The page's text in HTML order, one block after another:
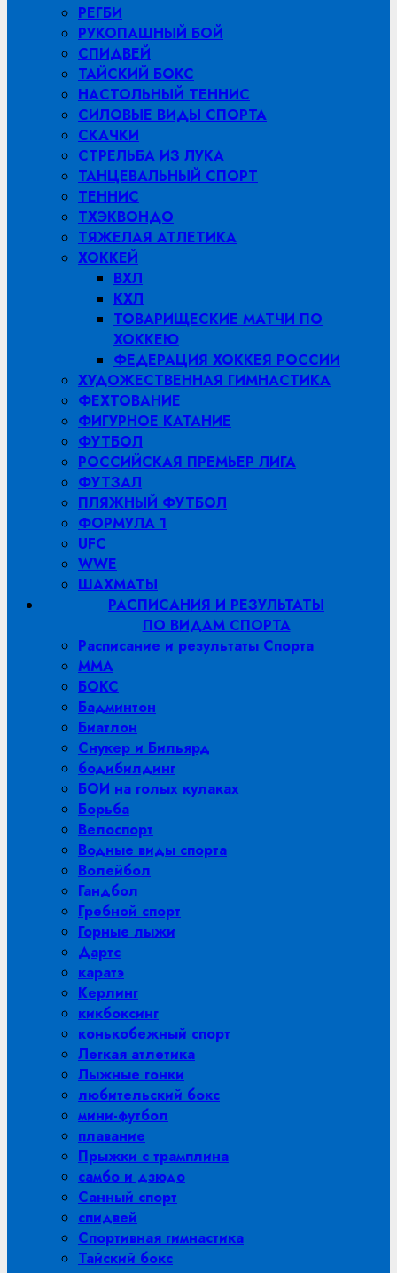
РЕГБИ
РУКОПАШНЫЙ БОЙ
СПИДВЕЙ
ТАЙСКИЙ БОКС
НАСТОЛЬНЫЙ ТЕННИС
СИЛОВЫЕ ВИДЫ СПОРТА
СКАЧКИ
СТРЕЛЬБА ИЗ ЛУКА
ТАНЦЕВАЛЬНЫЙ СПОРТ
ТЕННИС
ТХЭКВОНДО
ТЯЖЕЛАЯ АТЛЕТИКА
ХОККЕЙ
ВХЛ
КХЛ
ТОВАРИЩЕСКИЕ МАТЧИ ПО
ХОККЕЮ
ФЕДЕРАЦИЯ ХОККЕЯ РОССИИ
ХУДОЖЕСТВЕННАЯ ГИМНАСТИКА
ФЕХТОВАНИЕ
ФИГУРНОЕ КАТАНИЕ
ФУТБОЛ
РОССИЙСКАЯ ПРЕМЬЕР ЛИГА
ФУТЗАЛ
ПЛЯЖНЫЙ ФУТБОЛ
ФОРМУЛА 1
UFC
WWE
ШАХМАТЫ
РАСПИСАНИЯ И РЕЗУЛЬТАТЫ
ПО ВИДАМ СПОРТА
Расписание и результаты Спорта
MMA
БОКС
Бадминтон
Биатлон
Снукер и Бильярд
бодибилдинг
БОИ на голых кулаках
Борьба
Велоспорт
Водные виды спорта
Волейбол
Гандбол
Гребной спорт
Горные лыжи
Дартс
каратэ
Керлинг
кикбоксинг
конькобежный спорт
Легкая атлетика
Лыжные гонки
любительский бокс
мини-футбол
плавание
Прыжки с трамплина
самбо и дзюдо
Санный спорт
спидвей
Спортивная гимнастика
Тайский бокс